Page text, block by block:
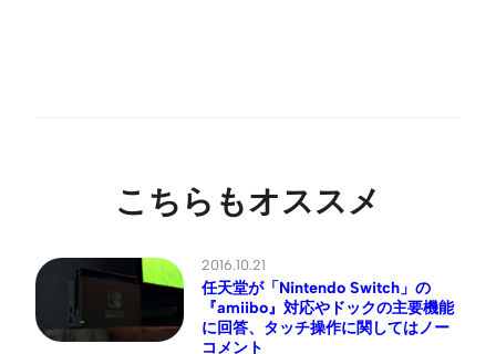
こちらもオススメ
2016.10.21
任天堂が「Nintendo Switch」の
『amiibo』対応やドックの主要機能
に回答、タッチ操作に関してはノー
コメント